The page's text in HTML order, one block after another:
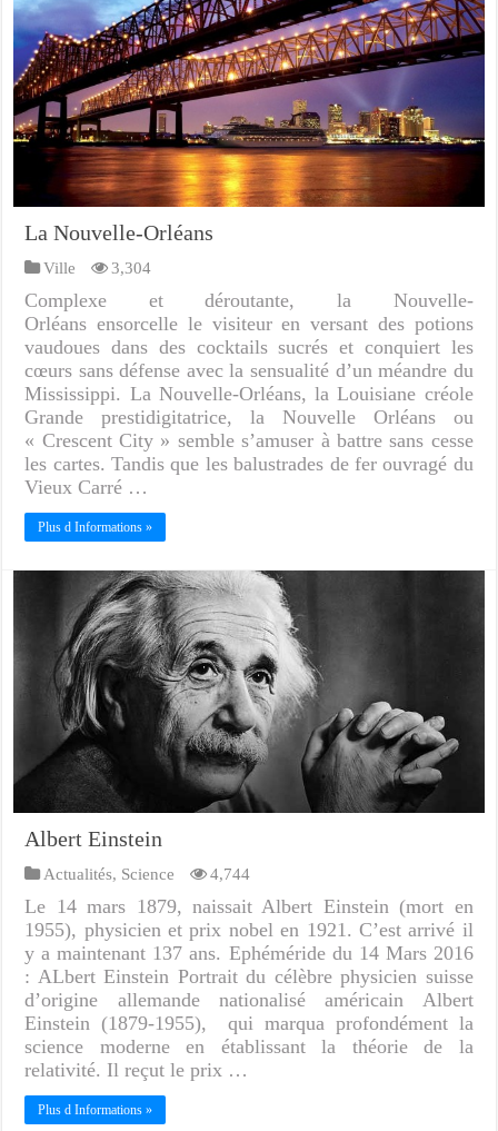
La Nouvelle-Orléans
Ville 3,304
Complexe et déroutante, la Nouvelle-
Orléans ensorcelle le visiteur en versant des potions
vaudoues dans des cocktails sucrés et conquiert les
cœurs sans défense avec la sensualité d’un méandre du
Mississippi. La Nouvelle-Orléans, la Louisiane créole
Grande prestidigitatrice, la Nouvelle Orléans ou
« Crescent City » semble s’amuser à battre sans cesse
les cartes. Tandis que les balustrades de fer ouvragé du
Vieux Carré …
Plus d Informations »
Albert Einstein
Actualités, Science 4,744
Le 14 mars 1879, naissait Albert Einstein (mort en
1955), physicien et prix nobel en 1921. C’est arrivé il
y a maintenant 137 ans. Ephéméride du 14 Mars 2016
: ALbert Einstein Portrait du célèbre physicien suisse
d’origine allemande nationalisé américain Albert
Einstein (1879-1955), qui marqua profondément la
science moderne en établissant la théorie de la
relativité. Il reçut le prix …
Plus d Informations »